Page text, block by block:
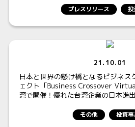
プレスリリース
21.10.01
日本と世界の懸け橋となるビジネス
ェクト「Business Crossover
湾で開催！優れた台湾企業の日本進
その他 投資